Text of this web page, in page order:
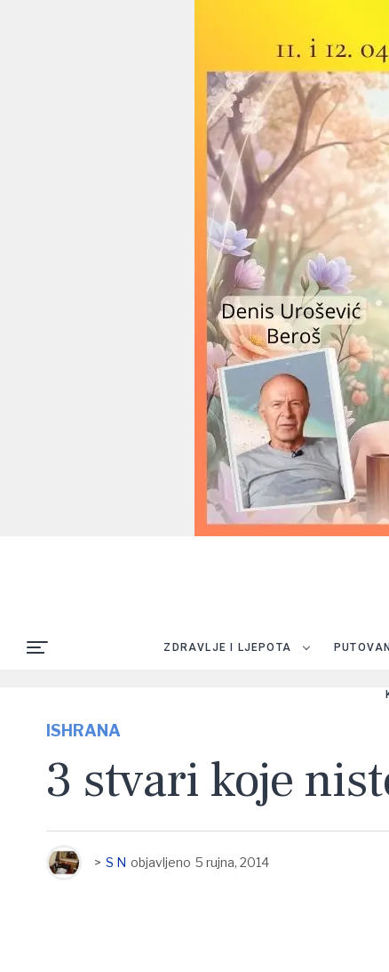
ZDRAVLJE I LJEPOTA
ISHRANA
3 stvari koje
> S N objavljeno 5 rujna, 2014